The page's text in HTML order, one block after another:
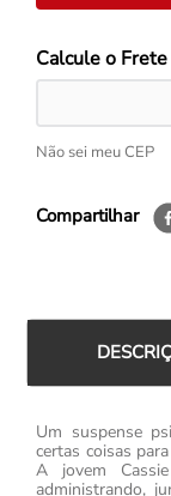
Não sei meu CEP
Compartilhar
Um suspense
certas coisas
A jovem
administrando,